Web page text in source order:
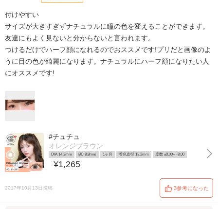
付けやすい
サイズが大きすぎずナチュラルに瞳の色を変えることができます。
友達にもよく見ないと分からないと言われます。
つけるだけでハーフ顔になれるのでおススメです!プリだと画像のよ
うに目の色が綺麗になります。ナチュラルにハーフ顔になりたい人
にオススメです!
#チュチュ
オレンジブラウン
DIA 14.2mm BC 8.8mm 1ヶ月 着色直径 13.2mm 度数 ±0.00~ -8.00
¥1,265
2017年10月13日投稿 3参考になった